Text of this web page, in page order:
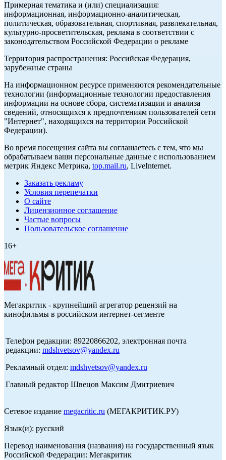
Примерная тематика и (или) специализация:
информационная, информационно-аналитическая,
политическая, образовательная, спортивная, развлекательная,
культурно-просветительская, реклама в соответствии с
законодательством Российской Федерации о рекламе
Территория распространения: Российская Федерация,
зарубежные страны
На информационном ресурсе применяются рекомендательные
технологии (информационные технологии предоставления
информации на основе сбора, систематизации и анализа
сведений, относящихся к предпочтениям пользователей сети
"Интернет", находящихся на территории Российской
Федерации).
Во время посещения сайта вы соглашаетесь с тем, что мы
обрабатываем ваши персональные данные с использованием
метрик Яндекс Метрика, top.mail.ru, LiveInternet.
Заказать рекламу
Условия перепечатки
О сайте
Лицензионное соглашение
Частые вопросы
Пользовательское соглашение
16+
Мегакритик - крупнейший агрегатор рецензий на
кинофильмы в российском интернет-сегменте
Телефон редакции: 89220866202, электронная почта
редакции: mdshvetsov@yandex.ru
Рекламный отдел: mdshvetsov@yandex.ru
Главный редактор Швецов Максим Дмитриевич
Сетевое издание megacritic.ru (МЕГАКРИТИК.РУ)
Язык(и): русский
Перевод наименования (названия) на государственный язык
Российской Федерации: Мегакритик